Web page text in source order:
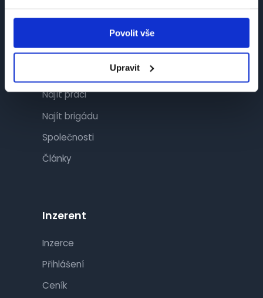
Povolit vše
Upravit
Najít práci
Najít brigádu
Společnosti
Články
Inzerent
Inzerce
Přihlášení
Ceník